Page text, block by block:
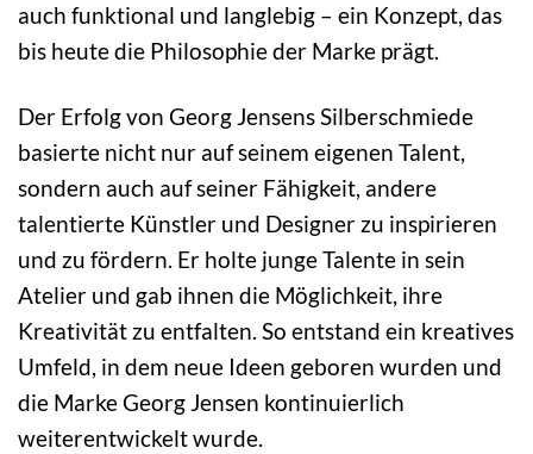
auch funktional und langlebig – ein Konzept, das
bis heute die Philosophie der Marke prägt.
Der Erfolg von Georg Jensens Silberschmiede
basierte nicht nur auf seinem eigenen Talent,
sondern auch auf seiner Fähigkeit, andere
talentierte Künstler und Designer zu inspirieren
und zu fördern. Er holte junge Talente in sein
Atelier und gab ihnen die Möglichkeit, ihre
Kreativität zu entfalten. So entstand ein kreatives
Umfeld, in dem neue Ideen geboren wurden und
die Marke Georg Jensen kontinuierlich
weiterentwickelt wurde.